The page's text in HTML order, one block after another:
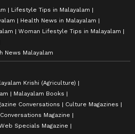
Lifestyle Tips in Malayalam
Health News in Malayalam
Woman Lifestyle Tips in Malayalam
News Malayalam
Krishi (Agriculture)
Malayalam Books
Conversations
Culture Magazines
Conversations Magazine
Specials Magazine